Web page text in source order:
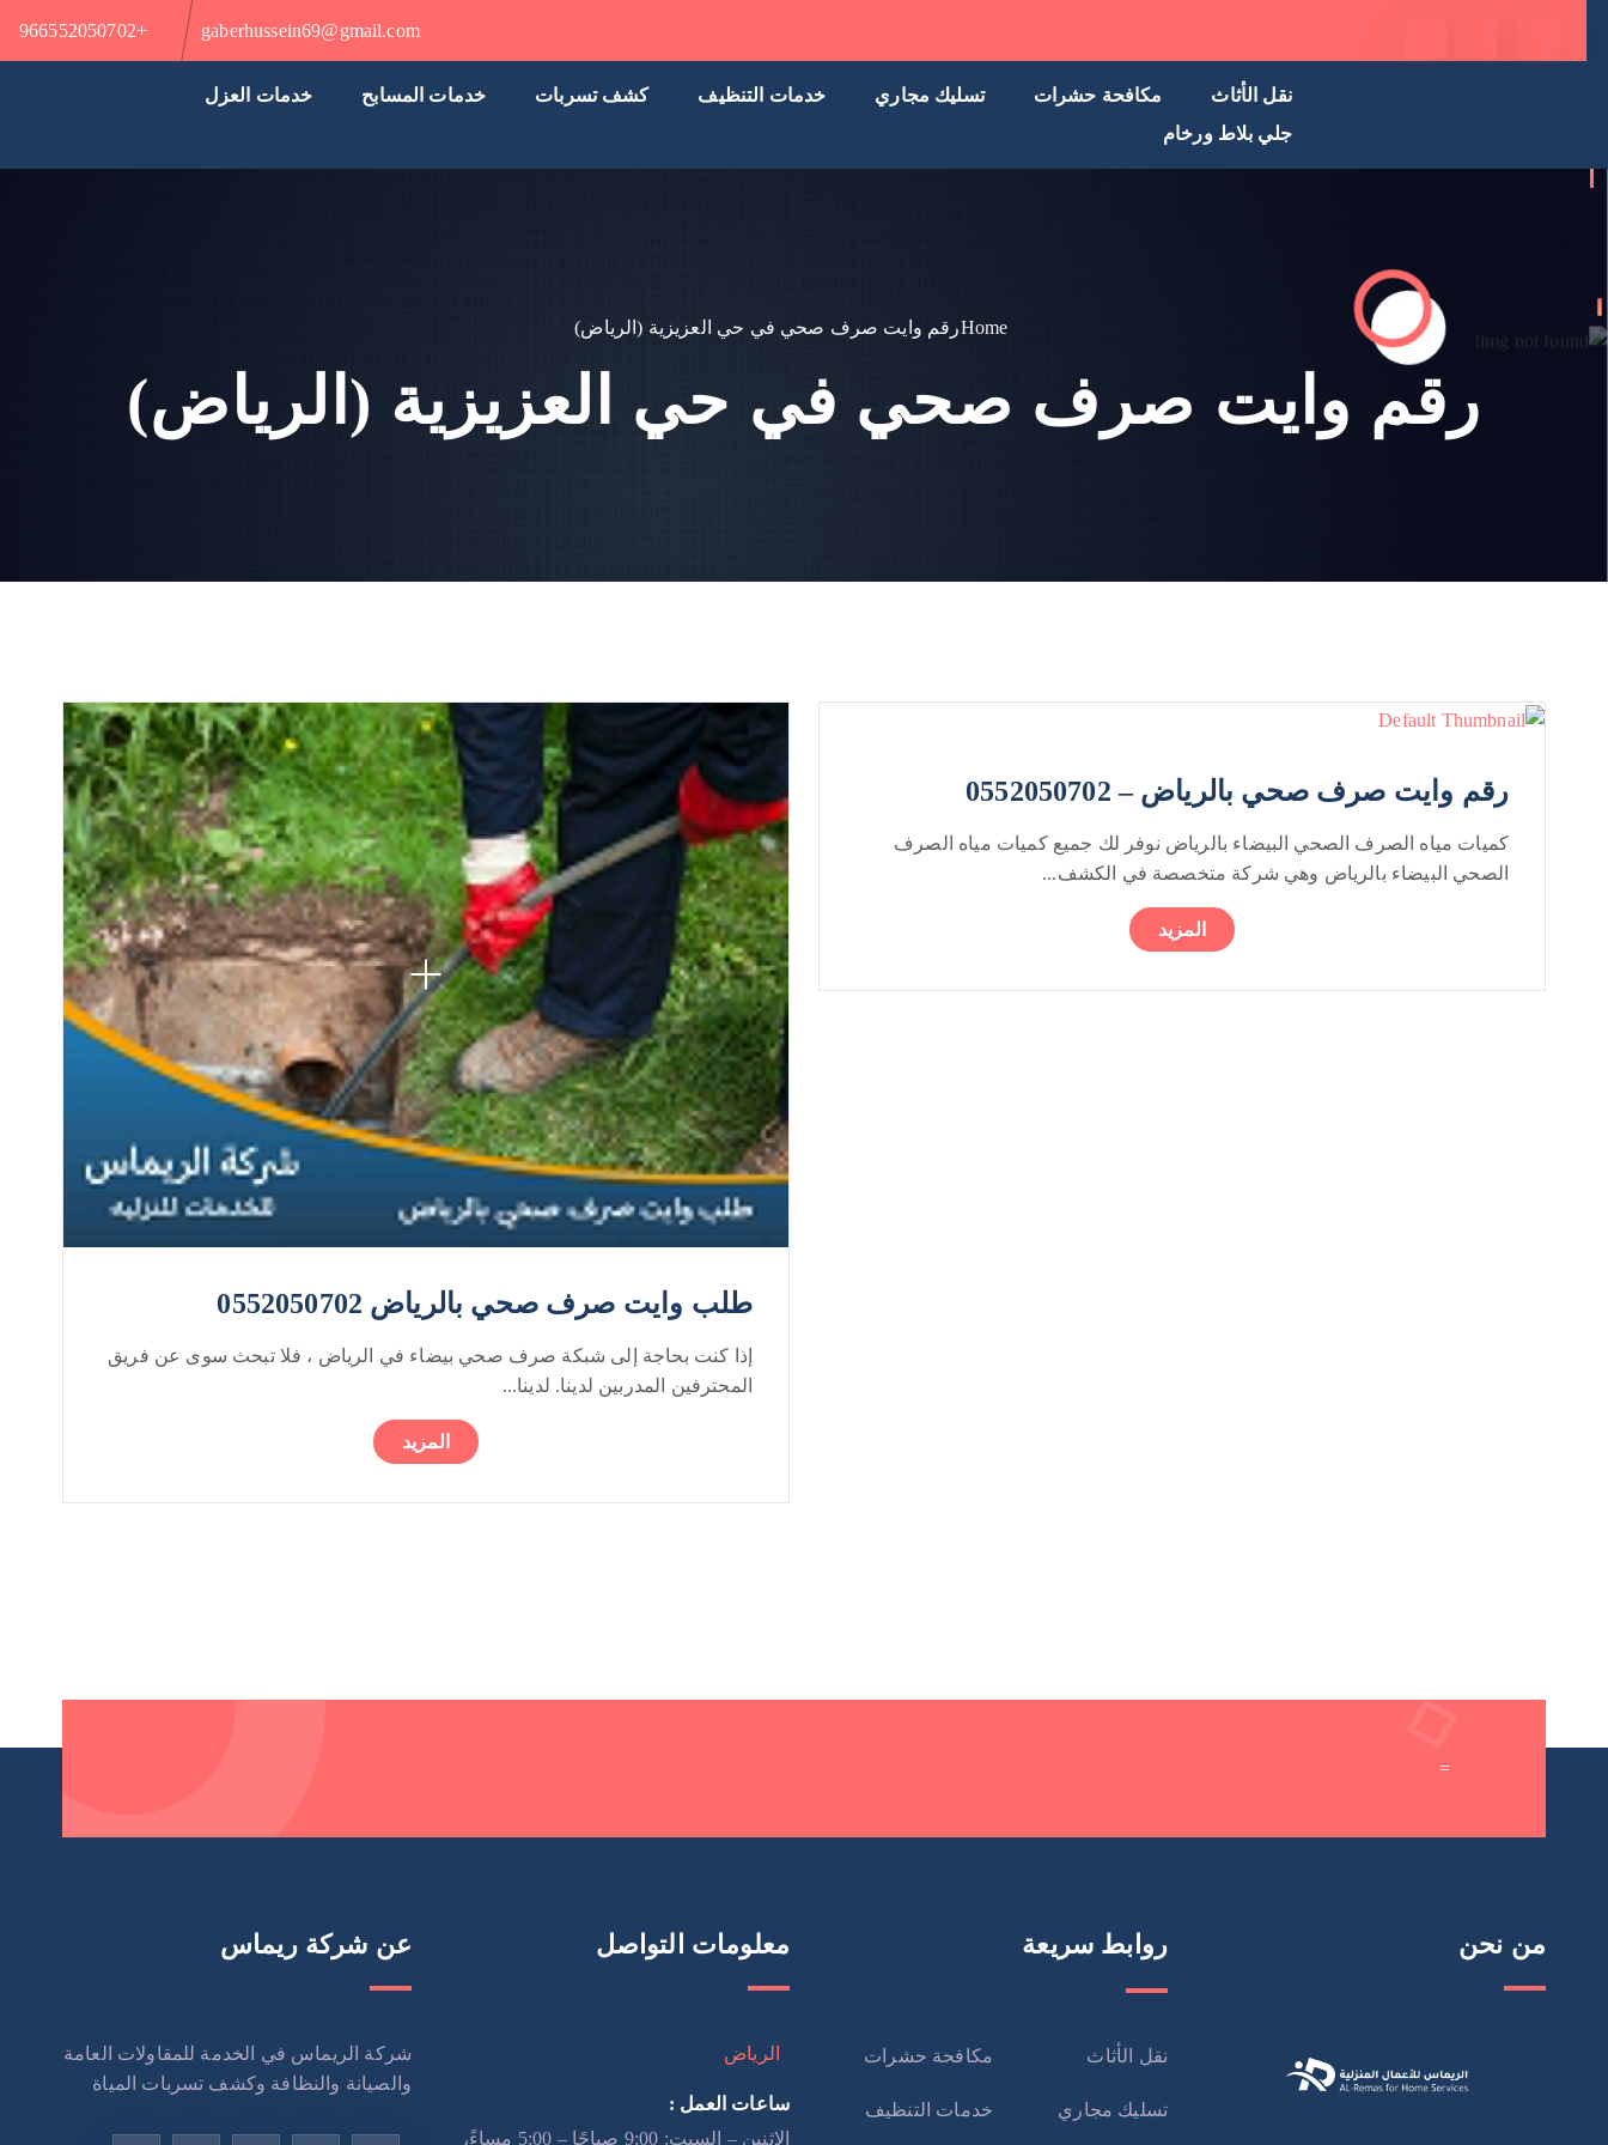
gaberhussein69@gmail.com
+966552050702
نقل الأثاث مكافحة حشرات تسليك مجاري خدمات التنظيف كشف تسربات خدمات المسابح
خدمات العزل
جلي بلاط ورخام
Homeرقم وايت صرف صحي في حي العزيزية (الرياض)
رقم وايت صرف صحي في حي العزيزية (الرياض)
رقم وايت صرف صحي بالرياض – 0552050702
كميات مياه الصرف الصحي البيضاء بالرياض نوفر لك جميع كميات مياه الصرف
الصحي البيضاء بالرياض وهي شركة متخصصة في الكشف...
المزيد
طلب وايت صرف صحي بالرياض 0552050702
إذا كنت بحاجة إلى شبكة صرف صحي بيضاء في الرياض ، فلا تبحث سوى عن فريق
المحترفين المدربين لدينا. لدينا...
المزيد
=
من نحن روابط سريعة
نقل الأثاث مكافحة حشرات
تسليك مجاري خدمات التنظيف
معلومات التواصل
الرياض
ساعات العمل :
الاثنين – السبت: 9:00 صباحًا – 5:00 مساءً،
عن شركة ريماس
شركة الريماس في الخدمة للمقاولات العامة
والصيانة والنظافة وكشف تسربات المياة